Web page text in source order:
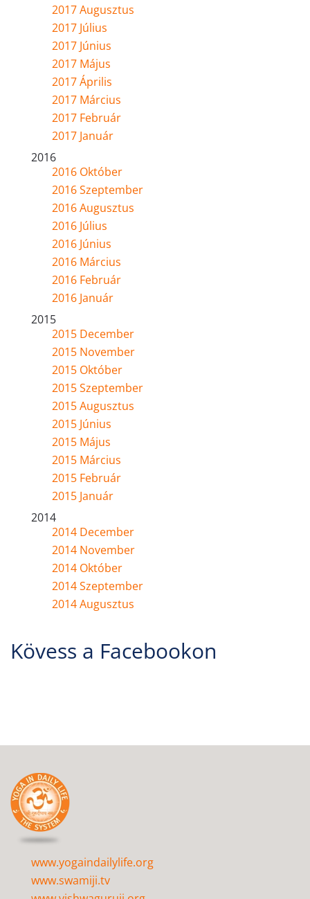
2017 Augusztus
2017 Július
2017 Június
2017 Május
2017 Április
2017 Március
2017 Február
2017 Január
2016
2016 Október
2016 Szeptember
2016 Augusztus
2016 Július
2016 Június
2016 Március
2016 Február
2016 Január
2015
2015 December
2015 November
2015 Október
2015 Szeptember
2015 Augusztus
2015 Június
2015 Május
2015 Március
2015 Február
2015 Január
2014
2014 December
2014 November
2014 Október
2014 Szeptember
2014 Augusztus
Kövess a Facebookon
www.yogaindailylife.org
www.swamiji.tv